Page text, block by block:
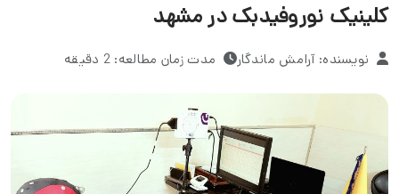
کلینیک نوروفیدبک در مشهد
نویسنده: آرامش ماندگار مدت زمان مطالعه: 2 دقیقه